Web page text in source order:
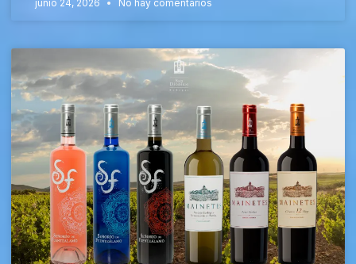
junio 24, 2026 No hay comentarios